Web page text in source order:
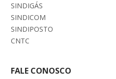
SINDIGÁS
SINDICOM
SINDIPOSTO
CNTC
FALE CONOSCO